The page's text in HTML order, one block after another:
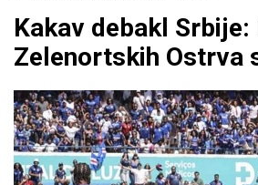
Kakav debakl
Zelenortskih Ostrva